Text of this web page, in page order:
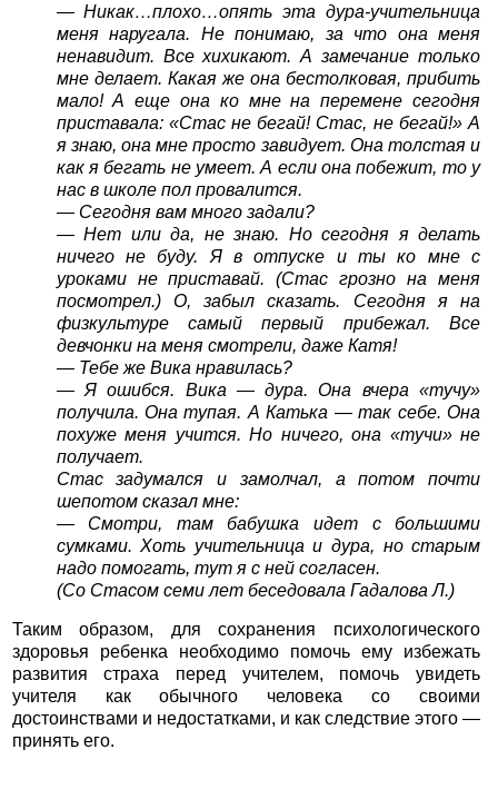
— Никак…плохо…опять эта дура-учительница
меня наругала. Не понимаю, за что она меня
ненавидит. Все хихикают. А замечание только
мне делает. Какая же она бестолковая, прибить
мало! А еще она ко мне на перемене сегодня
приставала: «Стас не бегай! Стас, не бегай!» А
я знаю, она мне просто завидует. Она толстая и
как я бегать не умеет. А если она побежит, то у
нас в школе пол провалится.
— Сегодня вам много задали?
— Нет или да, не знаю. Но сегодня я делать
ничего не буду. Я в отпуске и ты ко мне с
уроками не приставай. (Стас грозно на меня
посмотрел.) О, забыл сказать. Сегодня я на
физкультуре самый первый прибежал. Все
девчонки на меня смотрели, даже Катя!
— Тебе же Вика нравилась?
— Я ошибся. Вика — дура. Она вчера «тучу»
получила. Она тупая. А Катька — так себе. Она
похуже меня учится. Но ничего, она «тучи» не
получает.
Стас задумался и замолчал, а потом почти
шепотом сказал мне:
— Смотри, там бабушка идет с большими
сумками. Хоть учительница и дура, но старым
надо помогать, тут я с ней согласен.
(Со Стасом семи лет беседовала Гадалова Л.)
Таким образом, для сохранения психологического
здоровья ребенка необходимо помочь ему избежать
развития страха перед учителем, помочь увидеть
учителя как обычного человека со своими
достоинствами и недостатками, и как следствие этого —
принять его.